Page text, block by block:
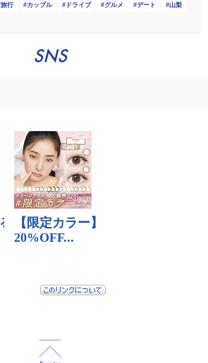
旅行 カップル ドライブ グルメ デート 山梨
SNS